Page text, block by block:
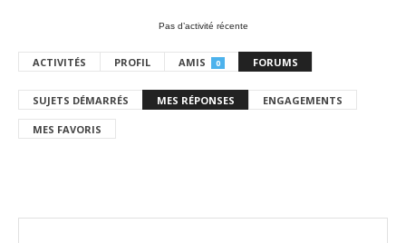
Pas d’activité récente
ACTIVITÉS PROFIL AMIS 0 FORUMS
SUJETS DÉMARRÉS MES RÉPONSES ENGAGEMENTS
MES FAVORIS